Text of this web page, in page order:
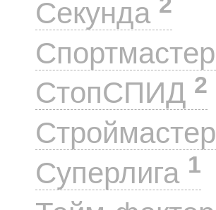
Секунда
Спортмастер
СтопСПИД 2
Строймастер
Суперлига 1